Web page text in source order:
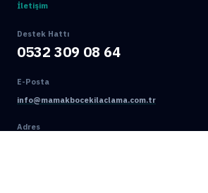
İletişim
Destek Hattı
0532 309 08 64
E-Posta
info@mamakbocekilaclama.com.tr
Adres